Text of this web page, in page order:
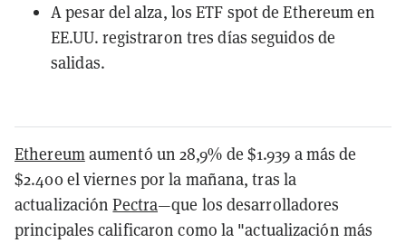
A pesar del alza, los ETF spot de Ethereum en
EE.UU. registraron tres días seguidos de
salidas.
Ethereumaumentó un 28,9% de $1.939 a más de
$2.400 el viernes por la mañana, tras la
actualizaciónPectra—que los desarrolladores
principales calificaron como la "actualización más